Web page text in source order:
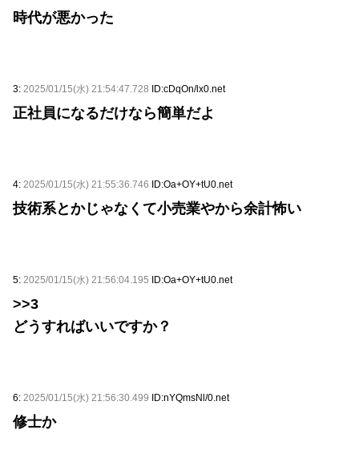
時代が悪かった
3: 2025/01/15(水) 21:54:47.728 ID:cDqOn/lx0.net
正社員になるだけなら簡単だよ
4: 2025/01/15(水) 21:55:36.746 ID:Oa+OY+tU0.net
技術系とかじゃなくて小売業やから余計怖い
5: 2025/01/15(水) 21:56:04.195 ID:Oa+OY+tU0.net
>>3
どうすればいいですか？
6: 2025/01/15(水) 21:56:30.499 ID:nYQmsNl/0.net
修士か